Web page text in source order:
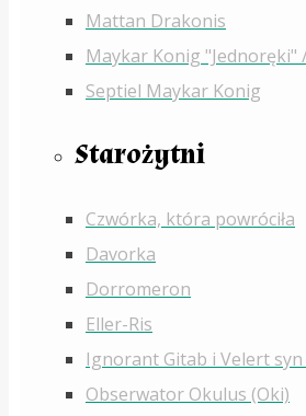
Mattan Drakonis
Maykar Konig "Jednoręki"
Septiel Maykar Konig
Starożytni
Czwórka, która powróciła
Davorka
Dorromeron
Eller-Ris
Ignorant Gitab i Velert
Obserwator Okulus (Oki)